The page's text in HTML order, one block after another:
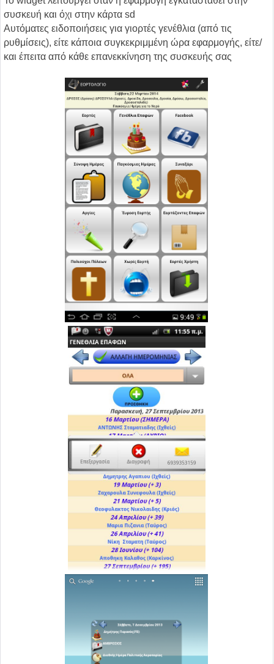
συσκευή και όχι στην κάρτα sd
Αυτόματες ειδοποιήσεις για γιορτές γενέθλια (από τις
ρυθμίσεις), είτε κάποια συγκεκριμμένη ώρα εφαρμογής, είτε/
και έπειτα από κάθε επανεκκίνηση της συσκευής σας